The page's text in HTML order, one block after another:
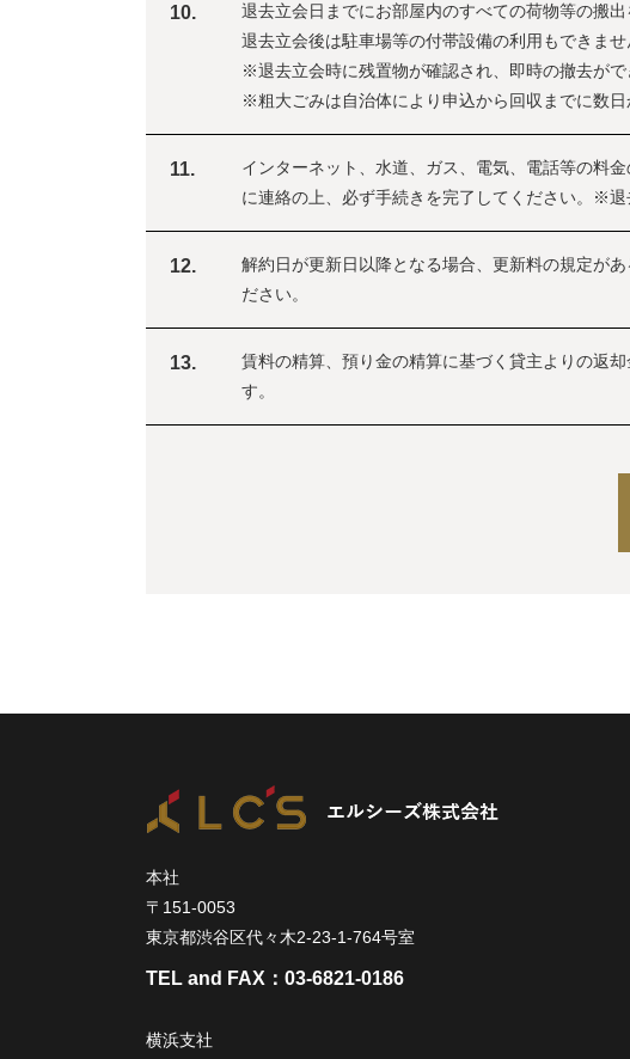
10.
退去立会日までにお部屋内のすべての荷物等の搬出
退去立会後は駐車場等の付帯設備の利用もできませ
※退去立会時に残置物が確認され、即時の撤去が
※粗大ごみは自治体により申込から回収までに数
11.
インターネット、水道、ガス、電気、電話等の料
に連絡の上、必ず手続きを完了してください。※退
12.
解約日が更新日以降となる場合、更新料の規定が
ださい。
13.
賃料の精算、預り金の精算に基づく貸主よりの返
す。
本社
〒151-0053
東京都渋谷区代々木2-23-1-764号室
TEL and FAX： 03-6821-0186
横浜支社